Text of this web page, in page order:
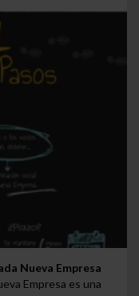
Nueva Empresa
Empresa es una